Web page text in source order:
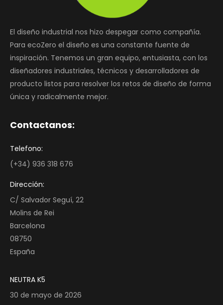
El diseño industrial nos hizo despegar como compañía.
Para ecoZero el diseño es una constante fuente de
inspiración. Tenemos un gran equipo, entusiasta, con los
diseñadores industriales, técnicos y desarrolladores de
producto listos para resolver los retos de diseño de forma
única y radicalmente mejor.
Contactanos:
Telefono:
(+34) 936 318 676
Dirección:
C/ Salvador Seguí, 22
Molins de Rei
Barcelona
08750
España
NEUTRA K5
30 de mayo de 2026